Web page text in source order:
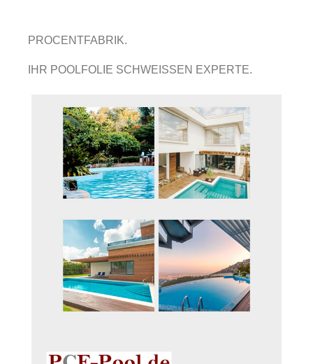
PROCENTFABRIK.
IHR POOLFOLIE SCHWEISSEN EXPERTE.